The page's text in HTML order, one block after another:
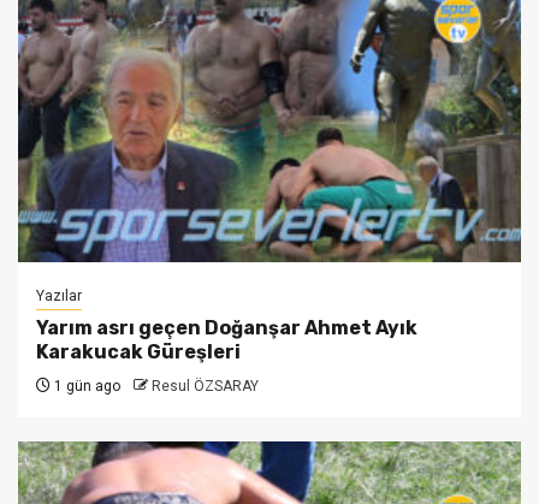
Yazılar
Yarım asrı geçen Doğanşar Ahmet Ayık
Karakucak Güreşleri
1 gün ago Resul ÖZSARAY